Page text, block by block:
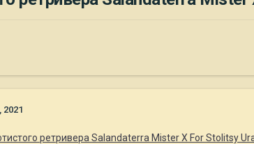
2021
ретривера Salandaterra Mister X For Stolitsy